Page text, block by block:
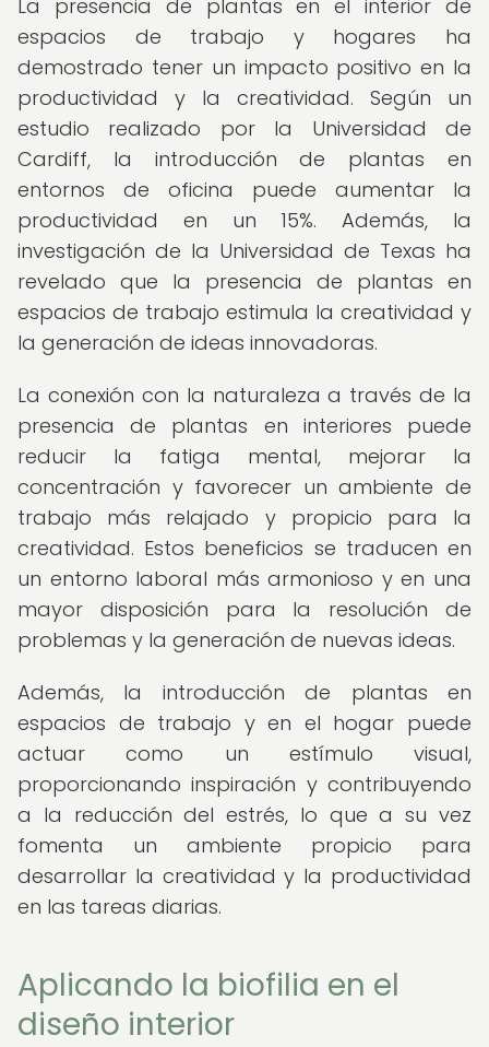
La presencia de plantas en el interior de
espacios de trabajo y hogares ha
demostrado tener un impacto positivo en la
productividad y la creatividad. Según un
estudio realizado por la Universidad de
Cardiff, la introducción de plantas en
entornos de oficina puede aumentar la
productividad en un 15%. Además, la
investigación de la Universidad de Texas ha
revelado que la presencia de plantas en
espacios de trabajo estimula la creatividad y
la generación de ideas innovadoras.
La conexión con la naturaleza a través de la
presencia de plantas en interiores puede
reducir la fatiga mental, mejorar la
concentración y favorecer un ambiente de
trabajo más relajado y propicio para la
creatividad. Estos beneficios se traducen en
un entorno laboral más armonioso y en una
mayor disposición para la resolución de
problemas y la generación de nuevas ideas.
Además, la introducción de plantas en
espacios de trabajo y en el hogar puede
actuar como un estímulo visual,
proporcionando inspiración y contribuyendo
a la reducción del estrés, lo que a su vez
fomenta un ambiente propicio para
desarrollar la creatividad y la productividad
en las tareas diarias.
Aplicando la biofilia en el
diseño interior